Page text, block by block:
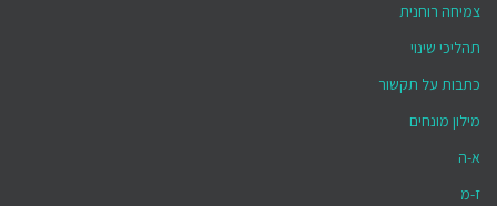
צמיחה רוחנית
תהליכי שינוי
כתבות על תקשור
מילון מונחים
א-ה
ז-מ